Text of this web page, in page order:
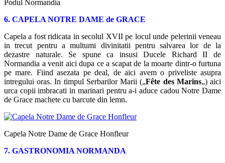
Podul Normandia
6. CAPELA NOTRE DAME de GRACE
Capela a fost ridicata in secolul XVII pe locul unde pelerinii veneau
in trecut pentru a multumi divinitatii pentru salvarea lor de la
dezastre naturale. Se spune ca insusi Ducele Richard II de
Normandia a venit aici dupa ce a scapat de la moarte dintr-o furtuna
pe mare. Fiind asezata pe deal, de aici avem o priveliste asupra
intregului oras. In timpul Serbarilor Marii („Fête des Marins„) aici
urca copii imbracati in marinari pentru a-i aduce cadou Notre Dame
de Grace machete cu barcute din lemn.
Capela Notre Dame de Grace Honfleur
7. GASTRONOMIA NORMANDA